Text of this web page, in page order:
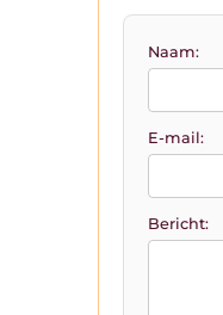
Naam:
E-mail:
Bericht: